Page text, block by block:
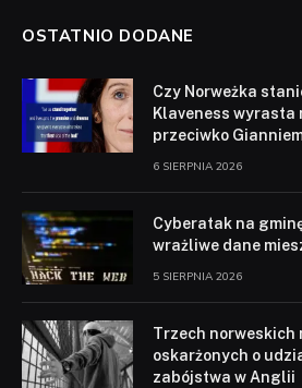
OSTATNIO DODANE
Czy Norweżka
Klaveness wyrasta
przeciwko
6 SIERPNIA 2026
Cyberatak na
wrażliwe dane
5 SIERPNIA 2026
Trzech
oskarżonych o
zabójstwa w Anglii